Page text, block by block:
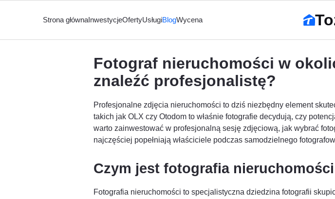
Strona głównaInwestycjeOfertyUsługiBlogWycena
Fotograf nieruchomości w
znaleźć profesjonalistę?
Profesjonalne zdjęcia nieruchomości to dziś niezbędny element
takich jak OLX czy Otodom to właśnie fotografie decydują, czy
warto zainwestować w profesjonalną sesję zdjęciową, jak wybrać
najczęściej popełniają właściciele podczas samodzielnego
Czym jest fotografia
Fotografia nieruchomości to specjalistyczna dziedzina fotografii